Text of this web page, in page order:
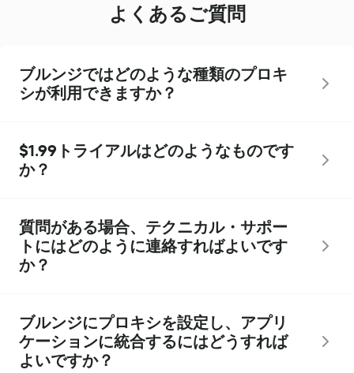
よくあるご質問
ブルンジではどのような種類のプロキ
シが利用できますか？
$1.99トライアルはどのようなものです
か？
質問がある場合、テクニカル・サポー
トにはどのように連絡すればよいです
か？
ブルンジにプロキシを設定し、アプリ
ケーションに統合するにはどうすれば
よいですか？